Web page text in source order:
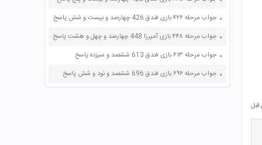
جواب مرحله ۴۲۶ بازی فندق 426 چهارصد و بیست و شش پاسخ
جواب مرحله ۴۴۸ بازی آمیرزا 448 چهارصد و چهل و هشت پاسخ
جواب مرحله ۶۱۳ بازی فندق 613 ششصد و سیزده پاسخ
جواب مرحله ۶۹۶ بازی فندق 696 ششصد و نود و شش پاسخ